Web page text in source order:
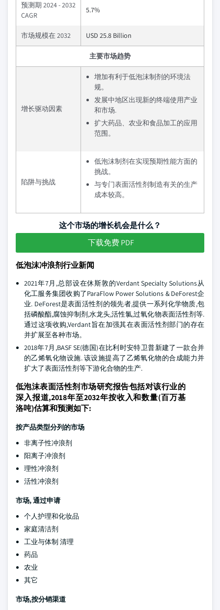
预测期 2024 - 2032
CAGR
5.7%
市场规模在 2032 USD 25.8 Billion
主要市场趋势
增长驱动因素
增加有利于低泡沫制剂的环境法
规。
发展中地区出现新的终端使用产业
和市场.
扩大药品、农业和食品加工的应用
范围。
陷阱与挑战
低泡沫制剂在实现预期性能方面的
挑战。
与专门表面活性剂制造有关的生产
成本较高。
这个市场的增长机会是什么？
下载免费 PDF
低泡沫冲浪剂行业新闻
2021年7月,总部设在休斯敦的Verdant Specialty Solutions从
化工服务集团收购了ParaFlow Power Solutions & DeForest企
业. DeForest是表面活性剂的领先者,提供一系列化学物质,包
括磷酸酯,腐蚀抑制剂,水龙头,活性氯,过氧化物表面活性剂等.
通过这项收购,Verdant旨在加强其在表面活性剂部门的存在
并扩展至各种市场。
2018年7月,BASF SE(德国)在比利时安特卫普新建了一款合并
的乙烯氧化物设施. 该设施提高了乙烯氧化物的合成能力并
扩大了表面活性剂等下游化合物的生产.
低泡沫表面活性剂市场研究报告包括对该行业的
深入报道,2018年至2032年按收入和数量(百万基
洛吨)估算和预测如下:
按产品类型分列的市场
非离子性冲浪剂
阳离子冲浪剂
理性冲浪剂
活性冲浪剂
市场, 通过申请
个人护理和化妆品
家庭清洁剂
工业与体制 清理
药品
农业
其它
市场,按分销渠道